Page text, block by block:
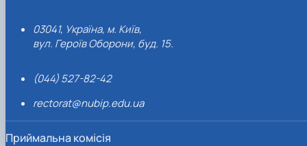
03041, Україна, м. Київ,
вул. Героїв Оборони, буд. 15.
(044) 527-82-42
rectorat@nubip.edu.ua
Приймальна комісія